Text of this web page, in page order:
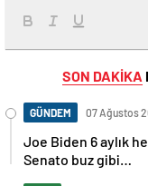
SON DAKİKA
GÜNDEM 07 Ağustos
Joe Biden 6 aylık
Senato buz gibi…